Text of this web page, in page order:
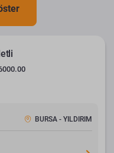
BURSA - YILDIRIM